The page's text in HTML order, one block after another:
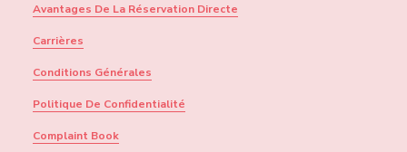
Avantages De La Réservation Directe
Carrières
Conditions Générales
Politique De Confidentialité
Complaint Book